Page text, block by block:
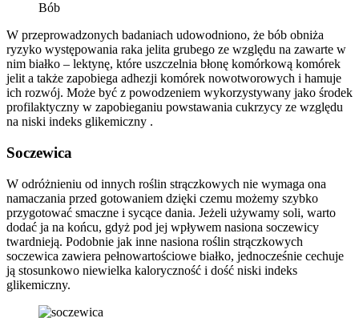
Bób
W przeprowadzonych badaniach udowodniono, że bób obniża
ryzyko występowania raka jelita grubego ze względu na zawarte w
nim białko – lektynę, które uszczelnia błonę komórkową komórek
jelit a także zapobiega adhezji komórek nowotworowych i hamuje
ich rozwój. Może być z powodzeniem wykorzystywany jako środek
profilaktyczny w zapobieganiu powstawania cukrzycy ze względu
na niski indeks glikemiczny .
Soczewica
W odróżnieniu od innych roślin strączkowych nie wymaga ona
namaczania przed gotowaniem dzięki czemu możemy szybko
przygotować smaczne i sycące dania. Jeżeli używamy soli, warto
dodać ja na końcu, gdyż pod jej wpływem nasiona soczewicy
twardnieją. Podobnie jak inne nasiona roślin strączkowych
soczewica zawiera pełnowartościowe białko, jednocześnie cechuje
ją stosunkowo niewielka kaloryczność i dość niski indeks
glikemiczny.